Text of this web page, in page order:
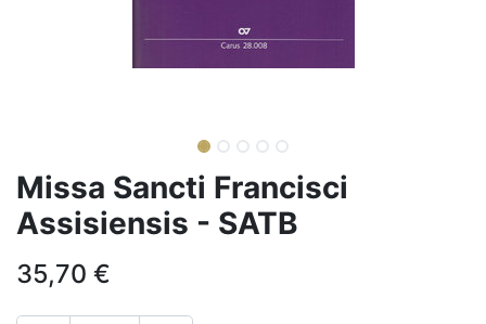
Missa Sancti Francisci
Assisiensis - SATB
35,70 €